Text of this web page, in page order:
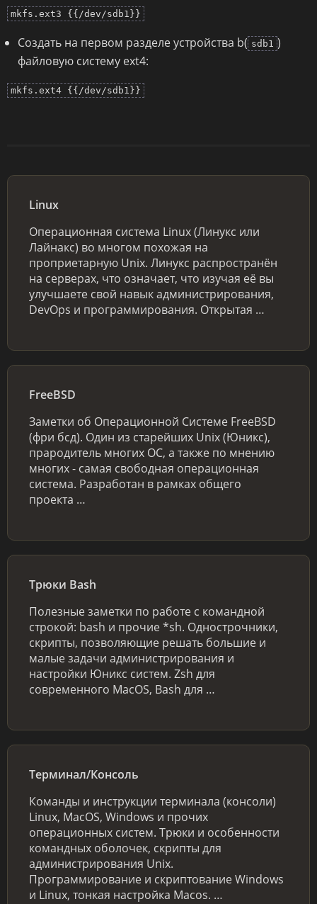
mkfs.ext3 {{/dev/sdb1}}
Создать на первом разделе устройства b( sdb1 )
файловую систему ext4:
mkfs.ext4 {{/dev/sdb1}}
Linux
Операционная система Linux (Линукс или
Лайнакс) во многом похожая на
проприетарную Unix. Линукс распространён
на серверах, что означает, что изучая её вы
улучшаете свой навык администрирования,
DevOps и программирования. Открытая …
FreeBSD
Заметки об Операционной Системе FreeBSD
(фри бсд). Один из старейших Unix (Юникс),
прародитель многих ОС, а также по мнению
многих - самая свободная операционная
система. Разработан в рамках общего
проекта …
Трюки Bash
Полезные заметки по работе с командной
строкой: bash и прочие *sh. Однострочники,
скрипты, позволяющие решать большие и
малые задачи администрирования и
настройки Юникс систем. Zsh для
современного MacOS, Bash для …
Терминал/Консоль
Команды и инструкции терминала (консоли)
Linux, MacOS, Windows и прочих
операционных систем. Трюки и особенности
командных оболочек, скрипты для
администрирования Unix.
Программирование и скриптование Windows
и Linux, тонкая настройка Macos. …